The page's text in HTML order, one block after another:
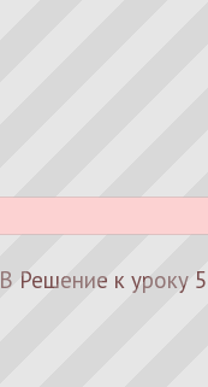
B Решение к уроку 5